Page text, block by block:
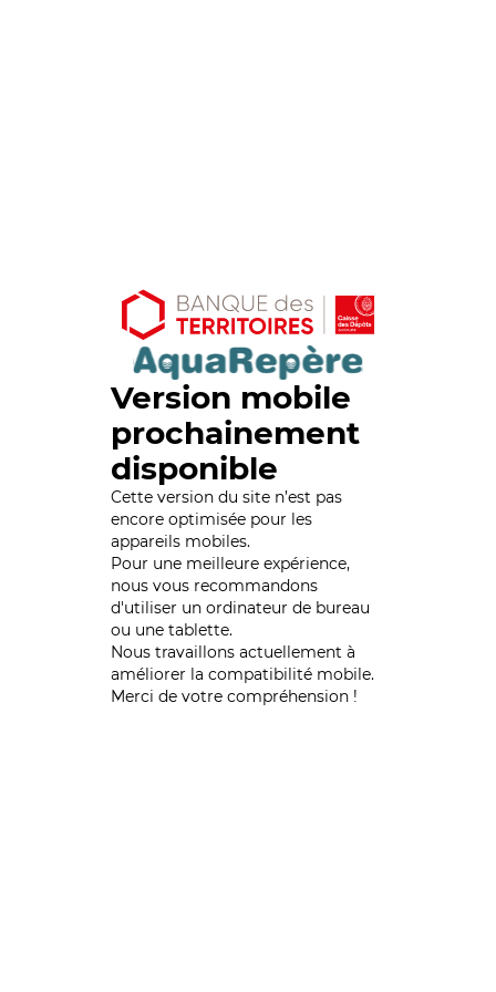
Version mobile
prochainement
disponible
Cette version du site n’est pas
encore optimisée pour les
appareils mobiles.
Pour une meilleure expérience,
nous vous recommandons
d'utiliser un ordinateur de bureau
ou une tablette.
Nous travaillons actuellement à
améliorer la compatibilité mobile.
Merci de votre compréhension !